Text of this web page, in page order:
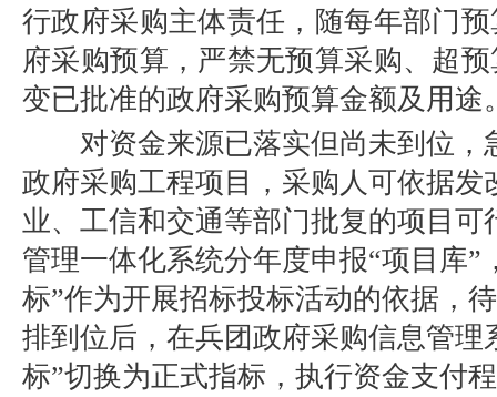
行政府采购主体责任，随每年部门
府采购预算，严禁无预算采购、超
变已批准的政府采购预算金额及用途
对资金来源已落实但尚未到位，
政府采购工程项目，采购人可依据发
业、工信和交通等部门批复的项目可
管理一体化系统分年度申报“项目库”
标”作为开展招标投标活动的依据，
排到位后，在兵团政府采购信息管理
标”切换为正式指标，执行资金支付